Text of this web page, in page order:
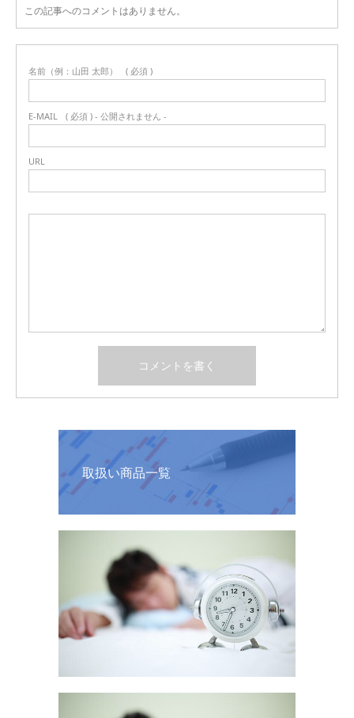
この記事へのコメントはありません。
名前（例：山田 太郎） ( 必須 )
E-MAIL ( 必須 ) - 公開されません -
URL
取扱い商品一覧